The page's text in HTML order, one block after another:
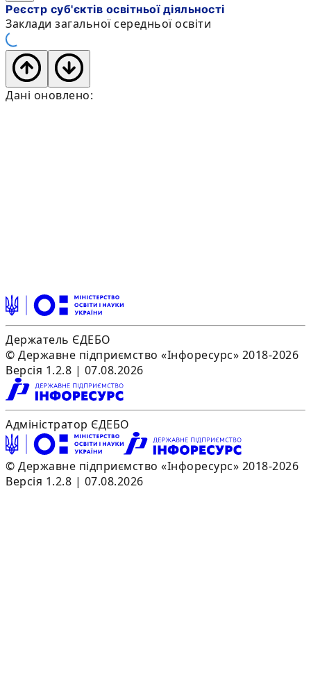
Реєстр суб'єктів освітньої діяльності
Заклади загальної середньої освіти
Дані оновлено:
Держатель ЄДЕБО
© Державне підприємство «Інфоресурс» 2018-2026
Версія 1.2.8 | 07.08.2026
Адміністратор ЄДЕБО
© Державне підприємство «Інфоресурс» 2018-2026
Версія 1.2.8 | 07.08.2026